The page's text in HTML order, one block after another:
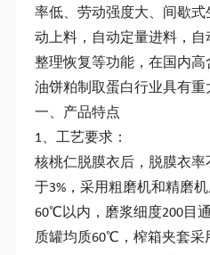
率低、劳动强度大、间歇式
动上料，自动定量进料，
整理恢复等功能，在国内
油饼粕制取蛋白行业具有重
一、产品特点
1、工艺要求：
核桃仁脱膜衣后，脱膜衣率
于3%，采用粗磨机和精磨
60℃以内，磨浆细度200目
质罐均质60℃，榨箱夹套